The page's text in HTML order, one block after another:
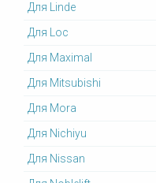
Для Linde
Для Loc
Для Maximal
Для Mitsubishi
Для Mora
Для Nichiyu
Для Nissan